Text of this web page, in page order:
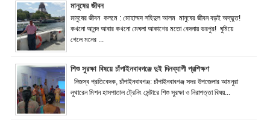
মানুষের জীবন
মানুষের জীবন কলমে : মোহাম্মদ সহিদুল আলম মানুষের জীবন বড়ই অদ্ভুত!
কখনো আনন্দ আবার কখনো মেঘলা আকাশের মতো বেদনায় ভরপুর! ঘুমিয়ে
গেলে মনের ...
শিশু সুরক্ষা বিষয়ে চাঁপাইনবাবগঞ্জে দুই দিনব্যাপী প্রশিক্ষণ
নিজস্ব প্রতিবেদক, চাঁপাইনবাবগঞ্জ: চাঁপাইনবাবগঞ্জ সদর উপজেলার আমনুরা
লুথারেন মিশন হাসপাতাল ট্রেনিং সেন্টারে শিশু সুরক্ষা ও নিরাপত্তা বিষয়...